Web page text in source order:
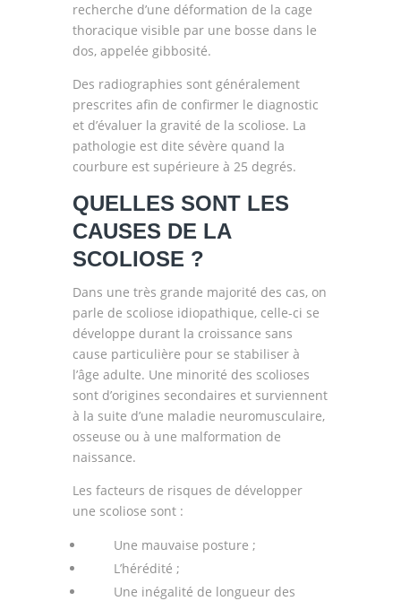
recherche d’une déformation de la cage
thoracique visible par une bosse dans le
dos, appelée gibbosité.
Des radiographies sont généralement
prescrites afin de confirmer le diagnostic
et d’évaluer la gravité de la scoliose. La
pathologie est dite sévère quand la
courbure est supérieure à 25 degrés.
QUELLES SONT LES
CAUSES DE LA
SCOLIOSE ?
Dans une très grande majorité des cas, on
parle de scoliose idiopathique, celle-ci se
développe durant la croissance sans
cause particulière pour se stabiliser à
l’âge adulte. Une minorité des scolioses
sont d’origines secondaires et surviennent
à la suite d’une maladie neuromusculaire,
osseuse ou à une malformation de
naissance.
Les facteurs de risques de développer
une scoliose sont :
Une mauvaise posture ;
L’hérédité ;
Une inégalité de longueur des